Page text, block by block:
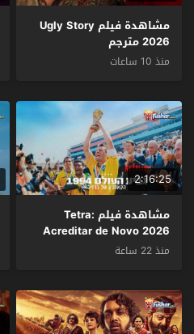
مشاهدة فيلم Ugly Story
2026 مترجم
منذ 10 ساعات
2:16:25
مشاهدة فيلم Tetra:
Acreditar de Novo 2026
مترجم
منذ 22 ساعة